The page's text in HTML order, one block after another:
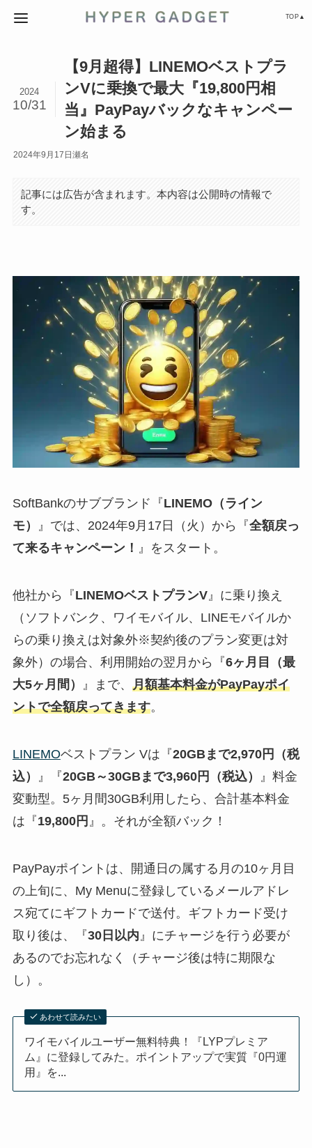
TOP▲
【9月超得】LINEMOベストプラ
ンVに乗換で最大『19,800円相
当』PayPayバックなキャンペー
ン始まる
2024
10/31
2024年9月17日 瀬名
記事には広告が含まれます。本内容は公開時の情報で
す。
SoftBankのサブブランド『LINEMO（ライン
モ）
』では、2024年9月17日（火）から『全額戻っ
て来るキャンペーン！ 』をスタート。
他社から『LINEMOベストプランV』に乗り換え
（ソフトバンク、ワイモバイル、LINEモバイルか
らの乗り換えは対象外※契約後のプラン変更は対
象外）の場合、利用開始の翌月から『6ヶ月目（最
大5ヶ月間）
』まで、 月額基本料金がPayPayポイ
ントで全額戻ってきます。
LINEMOベストプラン Vは『20GBまで2,970円（税
込）
』『20GB～30GBまで3,960円（税込）
』料金
変動型。5ヶ月間30GB利用したら、合計基本料金
は『19,800円 』。それが全額バック！
PayPayポイントは、開通日の属する月の10ヶ月目
の上旬に、My Menuに登録しているメールアドレ
ス宛てにギフトカードで送付。ギフトカード受け
取り後は、『30日以内 』にチャージを行う必要が
あるのでお忘れなく（チャージ後は特に期限な
し）。
あわせて読みたい
ワイモバイルユーザー無料特典！『LYPプレミア
ム』に登録してみた。ポイントアップで実質『0円運
用』を...